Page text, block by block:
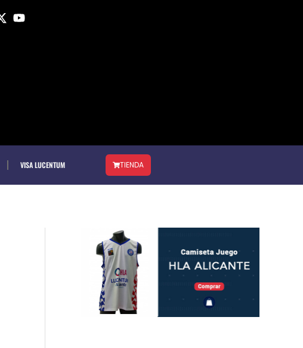
VISA LUCENTUM TIENDA